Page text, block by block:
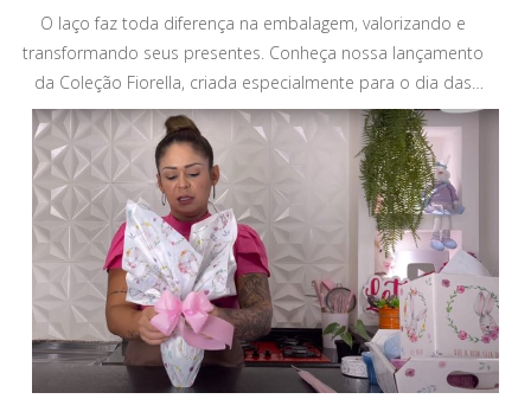
O laço faz toda diferença na embalagem, valorizando e
transformando seus presentes. Conheça nossa lançamento
da Coleção Fiorella, criada especialmente para o dia das
mães. Conheça todos os nossos produtos em no site.